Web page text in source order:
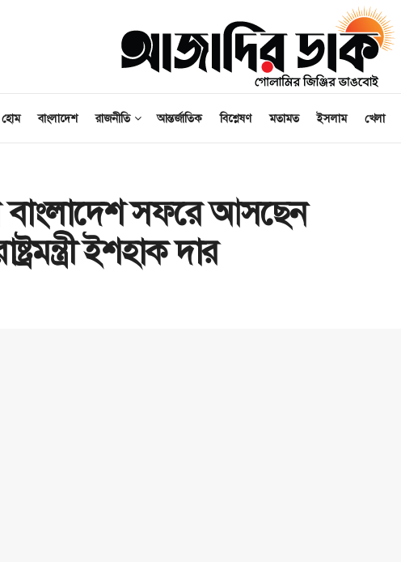
হোম বাংলাদেশ রাজনীতি আন্তর্জাতিক বিশ্লেষণ মতামত ইসলাম খেলা
সফরে আসছেন
ইশহাক দার